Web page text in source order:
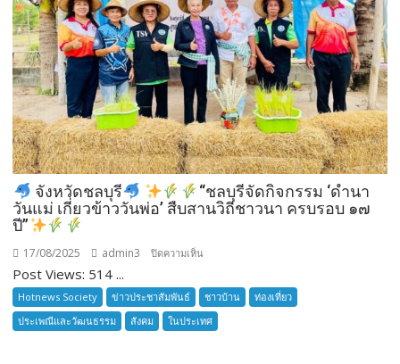
การ
อบรม
ลูก
เสือ
ชาว
บ้าน
รุ่น
ที่
385
ห้วง
เวลา
มีนาคม
๒๕๖๙
ณ
จังหวัดชลบุรี
“ชลบุรีจัดกิจกรรม ‘ดำนา
วันแม่ เกี่ยวข้าววันพ่อ’ สืบสานวิถีชาวนา ครบรอบ ๑๗
ปี”
17/08/2025 admin3 ปิดความเห็น
จังหวัด
ชลบุรี
Post Views: 514 ...
Hotnews Society ข่าวประชาสัมพันธ์ ชาวบ้าน
ท่องเที่ยว
ประเพณีและวัฒนธรรม
สังคม ในประเทศ